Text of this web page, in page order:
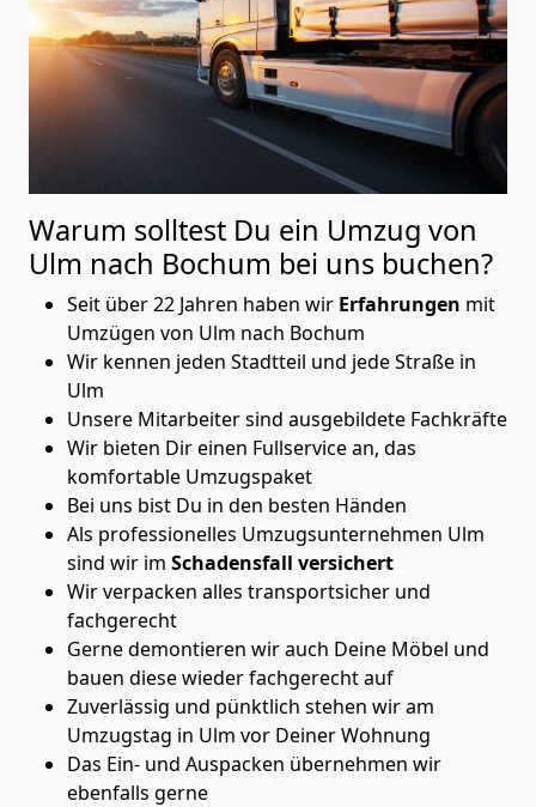
Warum solltest Du ein Umzug von
Ulm nach Bochum bei uns buchen?
Seit über 22 Jahren haben wir Erfahrungen mit
Umzügen von Ulm nach Bochum
Wir kennen jeden Stadtteil und jede Straße in
Ulm
Unsere Mitarbeiter sind ausgebildete Fachkräfte
Wir bieten Dir einen Fullservice an, das
komfortable Umzugspaket
Bei uns bist Du in den besten Händen
Als professionelles Umzugsunternehmen Ulm
sind wir im Schadensfall versichert
Wir verpacken alles transportsicher und
fachgerecht
Gerne demontieren wir auch Deine Möbel und
bauen diese wieder fachgerecht auf
Zuverlässig und pünktlich stehen wir am
Umzugstag in Ulm vor Deiner Wohnung
Das Ein- und Auspacken übernehmen wir
ebenfalls gerne